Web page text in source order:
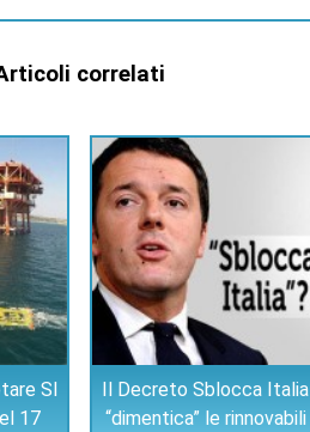
correlati
SI
17
Il Decreto Sblocca Italia
“dimentica” le rinnovabili